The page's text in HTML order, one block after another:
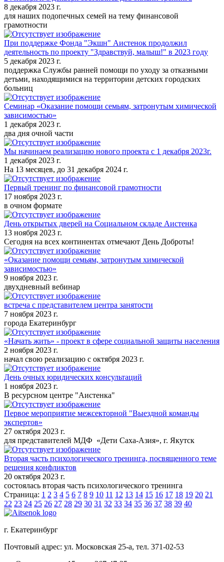
8 декабря 2023 г.
для наших подопечных семей на тему финансовой
грамотности
При поддержке Фонда "Экшн" Аистенок продолжил
деятельность по проекту "Здравствуй, малыш!" в 2023 году
5 декабря 2023 г.
поддержка Службы ранней помощи по уходу за отказными
детьми, находящимися на территории детских городских
больниц
Семинар «Оказание помощи семьям, затронутым химической
зависимостью»
1 декабря 2023 г.
два дня очной части
Мы начинаем реализацию нового проекта с 1 декабря 2023г.
1 декабря 2023 г.
На 13 месяцев, до 31 декабря 2024 г.
Первый тренинг по финансовой грамотности
17 ноября 2023 г.
в очном формате
День открытых дверей на Социальном складе Аистенка
13 ноября 2023 г.
Сегодня на всех континентах отмечают День Доброты!
«Оказание помощи семьям, затронутым химической
зависимостью»
9 ноября 2023 г.
двухдневный вебинар
встреча с представителем центра занятости
7 ноября 2023 г.
города Екатеринбург
«Начать жить» - проект в сфере социальной защиты населения
2 ноября 2023 г.
начал свою реализацию с октября 2023 г.
День очных юридических консультаций
1 ноября 2023 г.
В ресурсном центре "Аистенка"
Первое мероприятие межсекторной "Выездной команды
экспертов»
27 октября 2023 г.
для представителей МДФ «Дети Саха-Азия», г. Якутск
Вторая часть психологического тренинга, посвященного теме
решения конфликтов
20 октября 2023 г.
состоялась вторая часть психологического тренинга
Страница: 1 2 3 4 5 6 7 8 9 10 11 12 13 14 15 16 17 18 19 20 21
22 23 24 25 26 27 28 29 30 31 32 33 34 35 36 37 38 39 40
г. Екатеринбург
Почтовый адрес: ул. Московская 25-а, тел. 371-02-53